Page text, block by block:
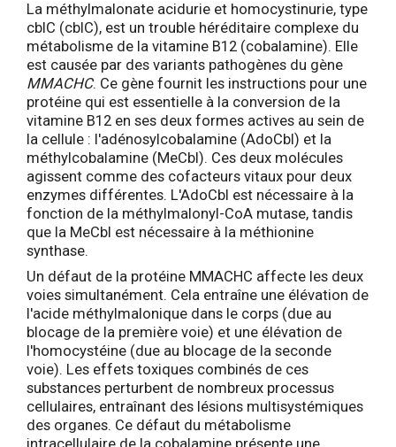
La méthylmalonate acidurie et homocystinurie, type
cblC (cblC), est un trouble héréditaire complexe du
métabolisme de la vitamine B12 (cobalamine). Elle
est causée par des variants pathogènes du gène
MMACHC. Ce gène fournit les instructions pour une
protéine qui est essentielle à la conversion de la
vitamine B12 en ses deux formes actives au sein de
la cellule : l'adénosylcobalamine (AdoCbl) et la
méthylcobalamine (MeCbl). Ces deux molécules
agissent comme des cofacteurs vitaux pour deux
enzymes différentes. L'AdoCbl est nécessaire à la
fonction de la méthylmalonyl-CoA mutase, tandis
que la MeCbl est nécessaire à la méthionine
synthase.
Un défaut de la protéine MMACHC affecte les deux
voies simultanément. Cela entraîne une élévation de
l'acide méthylmalonique dans le corps (due au
blocage de la première voie) et une élévation de
l'homocystéine (due au blocage de la seconde
voie). Les effets toxiques combinés de ces
substances perturbent de nombreux processus
cellulaires, entraînant des lésions multisystémiques
des organes. Ce défaut du métabolisme